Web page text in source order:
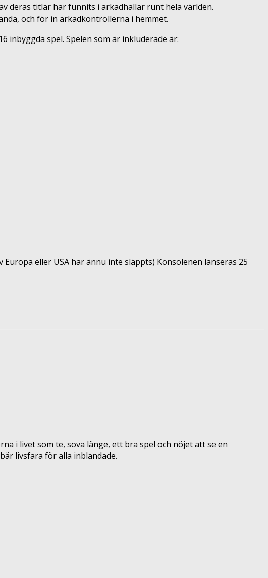
deras titlar har funnits i arkadhallar runt hela världen.
och för in arkadkontrollerna i hemmet.
inbyggda spel. Spelen som är inkluderade är:
eller USA har ännu inte släppts) Konsolenen lanseras 25
i livet som te, sova länge, ett bra spel och nöjet att se en
livsfara för alla inblandade.